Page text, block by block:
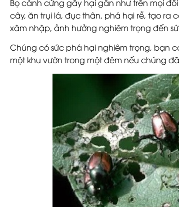
Bọ cánh cứng gây hại gần như trên mọi
cây, ăn trụi lá, đục thân, phá hại rễ, tạo ra
xâm nhập, ảnh hưởng nghiêm trọng đến
Chúng có sức phá hại nghiêm trọng, bạn
một khu vườn trong một đêm nếu chúng